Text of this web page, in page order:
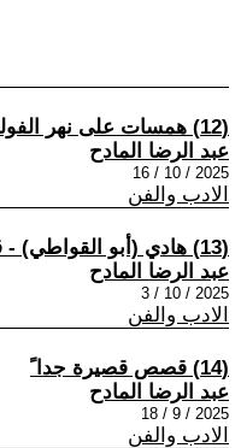
(12) همسات على نهر الفولغا - قصة قصيرة
عبد الرضا المادح
2025 / 10 / 16
الادب والفن
(13) هادي (أبو القواطي) - قصة قصيرة
عبد الرضا المادح
2025 / 10 / 3
الادب والفن
(14) قصص قصيرة جدا ً
عبد الرضا المادح
2025 / 9 / 18
الادب والفن